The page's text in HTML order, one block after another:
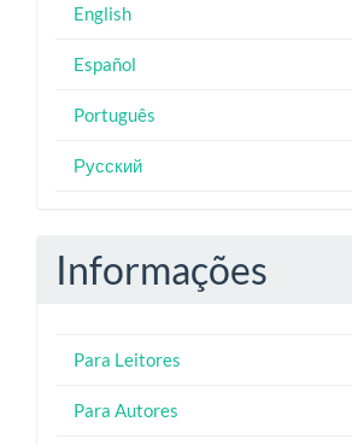
English
Español
Português
Русский
Informações
Para Leitores
Para Autores